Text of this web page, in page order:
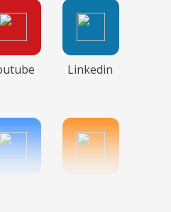
Linkedin